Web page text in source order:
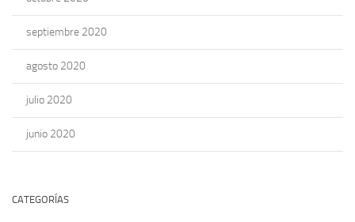
septiembre 2020
agosto 2020
julio 2020
junio 2020
CATEGORÍAS